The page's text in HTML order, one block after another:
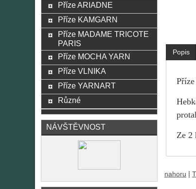
Popis
Ze 2
nahoru
Příze ARIADNE
Příze KAMGARN
Příze MADAME TRICOTE
PARIS
Příze MOCHA YARN
Příze VLNIKA
Příze YARNART
Různé
NÁVŠTĚVNOST